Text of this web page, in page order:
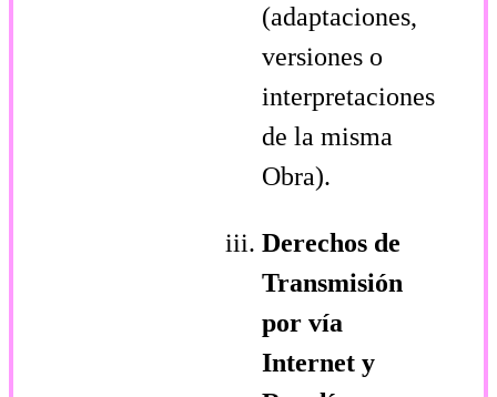
(adaptaciones,
versiones o
interpretaciones
de la misma
Obra).
Derechos de
Transmisión
por vía
Internet y